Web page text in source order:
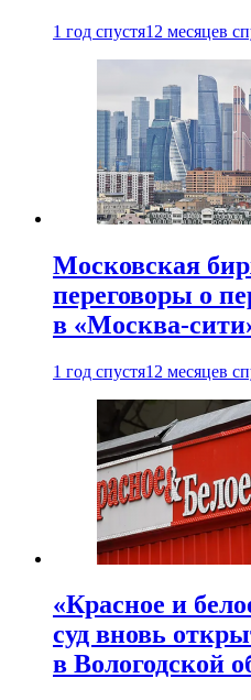
1 год спустя12 месяцев
Московская
переговоры о
в «Москва-
1 год спустя12 месяцев
«Красное и
суд вновь
в Вологодской